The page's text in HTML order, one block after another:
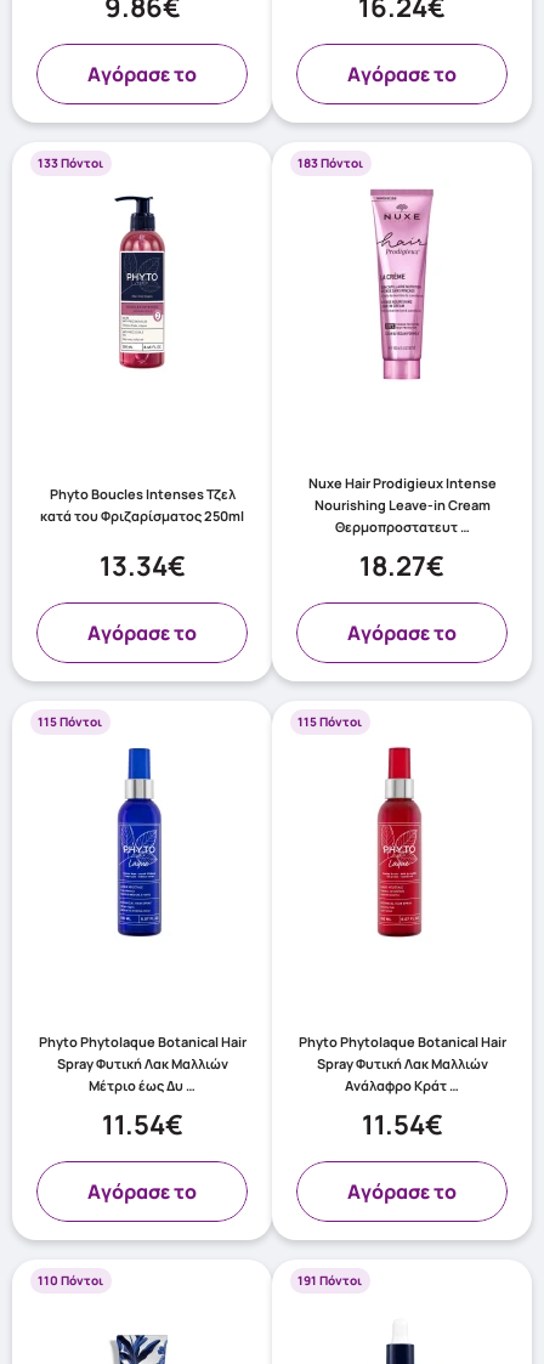
9.86€
Aγόρασε το
16.24€
Aγόρασε το
133 Πόντοι
Phyto Boucles Intenses Τζελ
κατά του Φριζαρίσματος 250ml
13.34€
Aγόρασε το
183 Πόντοι
Nuxe Hair Prodigieux Intense
Nourishing Leave-in Cream
Θερμοπροστατευτ …
18.27€
Aγόρασε το
115 Πόντοι
Phyto Phytolaque Botanical Hair
Spray Φυτική Λακ Μαλλιών
Μέτριο έως Δυ …
11.54€
Aγόρασε το
115 Πόντοι
Phyto Phytolaque Botanical Hair
Spray Φυτική Λακ Μαλλιών
Ανάλαφρο Κράτ …
11.54€
Aγόρασε το
110 Πόντοι 191 Πόντοι